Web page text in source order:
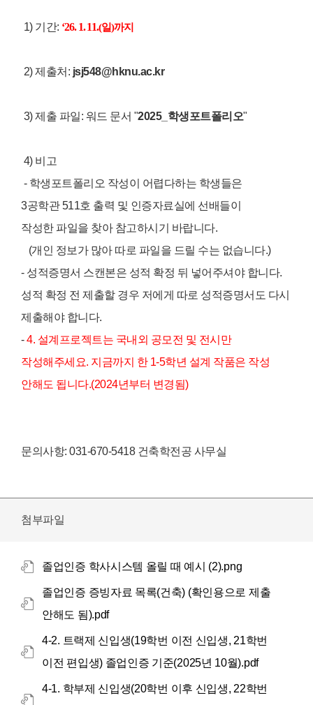
1) 기간: ‘26. 1. 11.(일)까지
2) 제출처: jsj548@hknu.ac.kr
3) 제출 파일: 워드 문서 "2025_학생포트폴리오"
4) 비고
- 학생포트폴리오 작성이 어렵다하는 학생들은
3공학관 511호 출력 및 인증자료실에 선배들이
작성한 파일을 찾아 참고하시기 바랍니다.
(개인 정보가 많아 따로 파일을 드릴 수는 없습니다.)
- 성적증명서 스캔본은 성적 확정 뒤 넣어주셔야 합니다.
성적 확정 전 제출할 경우 저에게 따로 성적증명서도 다시
제출해야 합니다.
-4. 설계프로젝트는 국내외 공모전 및 전시만
작성해주세요. 지금까지 한 1-5학년 설계 작품은 작성
안해도 됩니다.(2024년부터 변경됨)
문의사항: 031-670-5418 건축학전공 사무실
첨부파일
졸업인증 학사시스템 올릴 때 예시 (2).png
졸업인증 증빙자료 목록(건축) (확인용으로 제출
안해도 됨).pdf
4-2. 트랙제 신입생(19학번 이전 신입생, 21학번
이전 편입생) 졸업인증 기준(2025년 10월).pdf
4-1. 학부제 신입생(20학번 이후 신입생, 22학번